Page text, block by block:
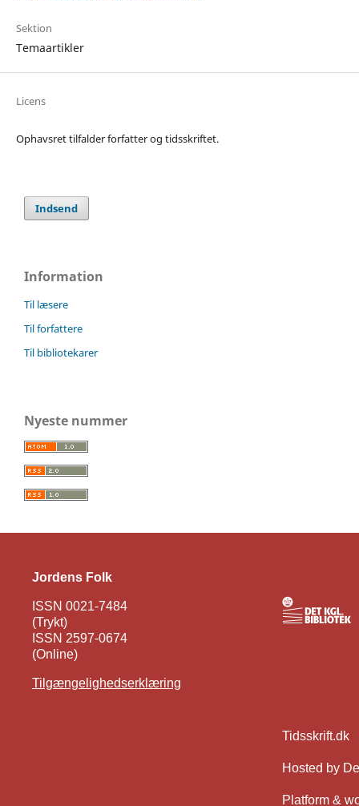
Sektion
Temaartikler
Licens
Ophavsret tilfalder forfatter og tidsskriftet.
Indsend
Information
Til læsere
Til forfattere
Til bibliotekarer
Nyeste nummer
Jordens Folk
ISSN 0021-7484
(Trykt)
ISSN 2597-0674
(Online)
Tilgængelighedserklæring